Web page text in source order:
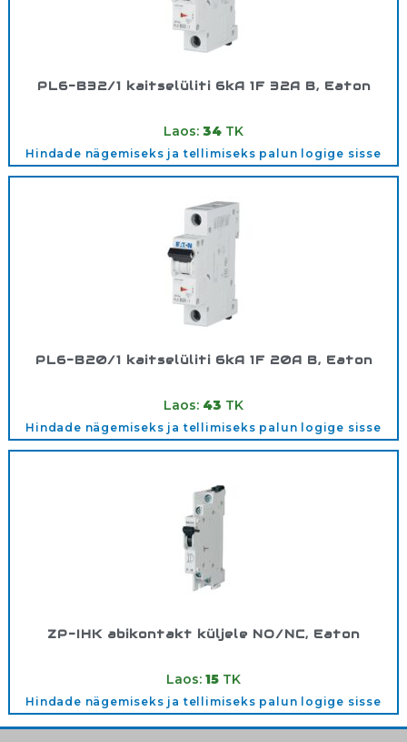
PL6-B32/1 kaitselüliti 6kA 1F 32A B, Eaton
Laos: 34 TK
Hindade nägemiseks ja tellimiseks palun logige sisse
PL6-B20/1 kaitselüliti 6kA 1F 20A B, Eaton
Laos: 43 TK
Hindade nägemiseks ja tellimiseks palun logige sisse
ZP-IHK abikontakt küljele NO/NC, Eaton
Laos: 15 TK
Hindade nägemiseks ja tellimiseks palun logige sisse